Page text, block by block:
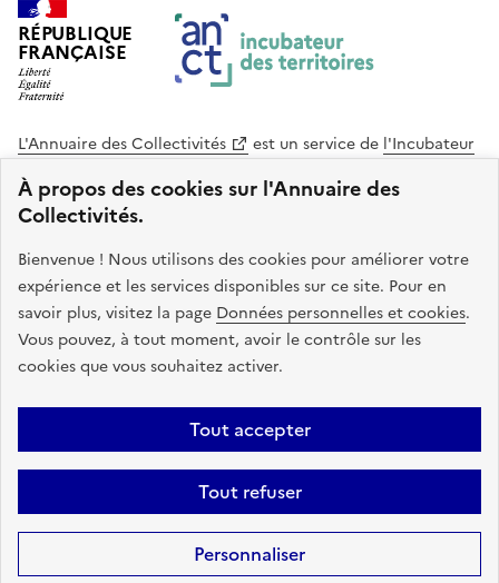
À propos des cookies sur l'Annuaire des
Collectivités.
Bienvenue ! Nous utilisons des cookies pour améliorer votre
expérience et les services disponibles sur ce site. Pour en
savoir plus, visitez la page Données personnelles et cookies.
Vous pouvez, à tout moment, avoir le contrôle sur les
cookies que vous souhaitez activer.
Tout accepter
Tout refuser
Personnaliser
RÉPUBLIQUE
FRANÇAISE
L'Annuaire des Collectivités est un service de l'Incubateur
des Territoires
Cohésion des Territoires
. Le code source de ce site web
est disponible en licence libre. Le design de ce site est conçu
avec le système de design de l’État.
legifrance.gouv.fr
info.gouv.fr
service-public.gouv.fr
data.gouv.fr
Plan du site Accessibilite : non conforme
Mentions légales
Politique de confidentialité
Gestion des cookies FAQ
Kit de
Statistiques Code source
Sauf mention contraire, tous les contenus de ce site sont sous